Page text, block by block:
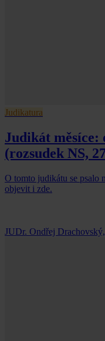
Judikatura
Judikát měsíce:
(rozsudek NS,
O tomto judikátu se psalo
objevit i zde.
JUDr. Ondřej